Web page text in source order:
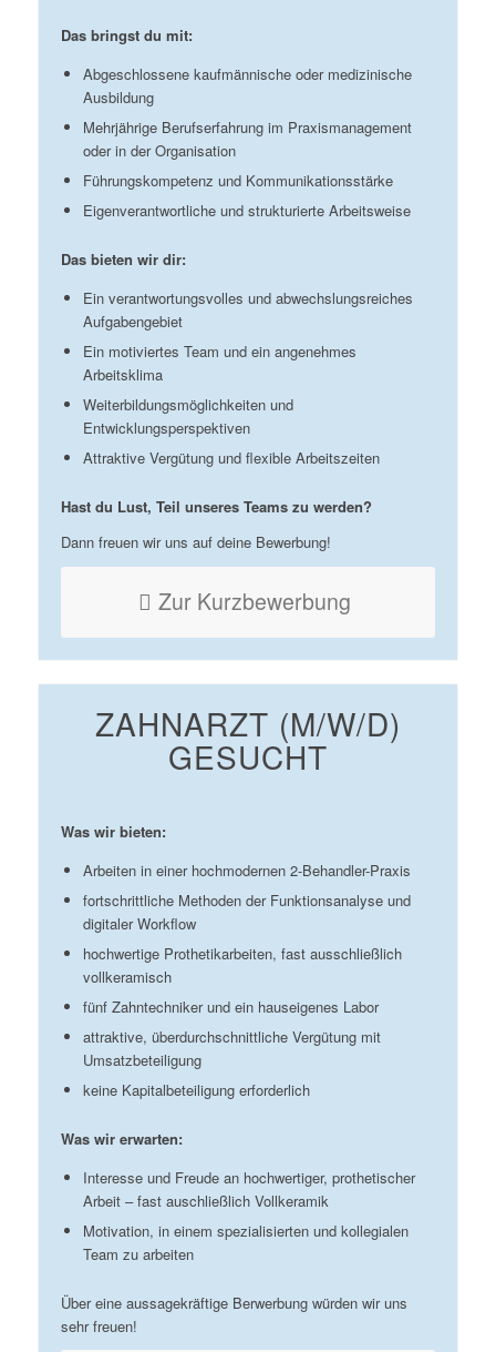
Das bringst du mit:
Abgeschlossene kaufmännische oder medizinische
Ausbildung
Mehrjährige Berufserfahrung im Praxismanagement
oder in der Organisation
Führungskompetenz und Kommunikationsstärke
Eigenverantwortliche und strukturierte Arbeitsweise
Das bieten wir dir:
Ein verantwortungsvolles und abwechslungsreiches
Aufgabengebiet
Ein motiviertes Team und ein angenehmes
Arbeitsklima
Weiterbildungsmöglichkeiten und
Entwicklungsperspektiven
Attraktive Vergütung und flexible Arbeitszeiten
Hast du Lust, Teil unseres Teams zu werden?
Dann freuen wir uns auf deine Bewerbung!
Zur Kurzbewerbung
ZAHNARZT (M/W/D)
GESUCHT
Was wir bieten:
Arbeiten in einer hochmodernen 2-Behandler-Praxis
fortschrittliche Methoden der Funktionsanalyse und
digitaler Workflow
hochwertige Prothetikarbeiten, fast ausschließlich
vollkeramisch
fünf Zahntechniker und ein hauseigenes Labor
attraktive, überdurchschnittliche Vergütung mit
Umsatzbeteiligung
keine Kapitalbeteiligung erforderlich
Was wir erwarten:
Interesse und Freude an hochwertiger, prothetischer
Arbeit – fast auschließlich Vollkeramik
Motivation, in einem spezialisierten und kollegialen
Team zu arbeiten
Über eine aussagekräftige Berwerbung würden wir uns
sehr freuen!